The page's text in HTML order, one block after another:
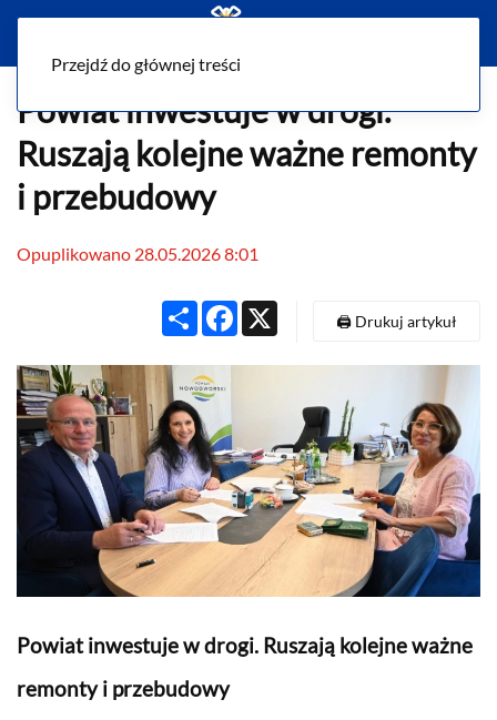
Przejdź do głównej treści
Powiat inwestuje w drogi.
Ruszają kolejne ważne remonty
i przebudowy
Opuplikowano 28.05.2026 8:01
Share Facebook
🖨️ Drukuj artykuł
Powiat inwestuje w drogi. Ruszają kolejne ważne
remonty i przebudowy